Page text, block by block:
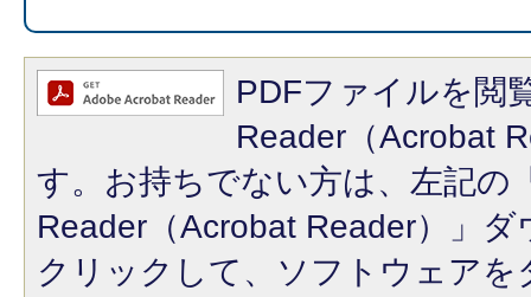
PDFファイルを閲
Reader（Acrobat
す。お持ちでない方は、左記の
Reader（Acrobat Reader）」
クリックして、ソフトウェア